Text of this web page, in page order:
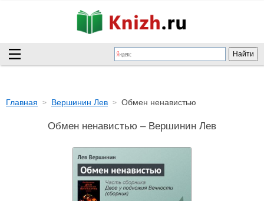
Главная Вершинин Лев Обмен ненавистью
Обмен ненавистью – Вершинин Лев